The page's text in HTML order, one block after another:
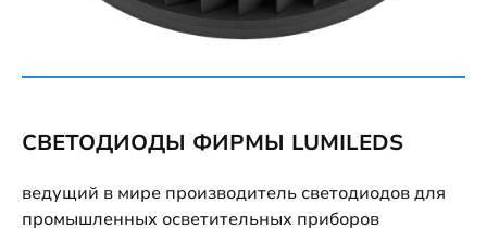
СВЕТОДИОДЫ ФИРМЫ LUMILEDS
ведущий в мире производитель светодиодов для
промышленных осветительных приборов